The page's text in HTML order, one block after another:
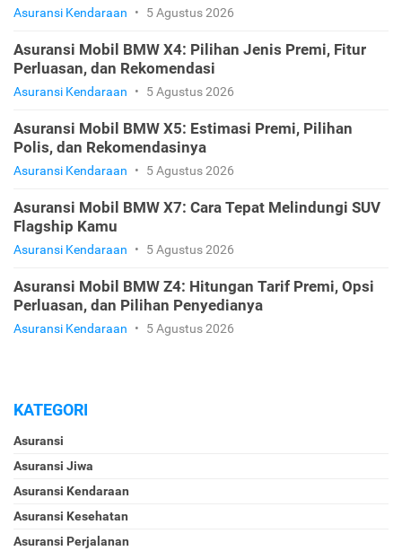
Asuransi Kendaraan • 5 Agustus 2026
Asuransi Mobil BMW X4: Pilihan Jenis Premi, Fitur
Perluasan, dan Rekomendasi
Asuransi Kendaraan • 5 Agustus 2026
Asuransi Mobil BMW X5: Estimasi Premi, Pilihan
Polis, dan Rekomendasinya
Asuransi Kendaraan • 5 Agustus 2026
Asuransi Mobil BMW X7: Cara Tepat Melindungi SUV
Flagship Kamu
Asuransi Kendaraan • 5 Agustus 2026
Asuransi Mobil BMW Z4: Hitungan Tarif Premi, Opsi
Perluasan, dan Pilihan Penyedianya
Asuransi Kendaraan • 5 Agustus 2026
KATEGORI
Asuransi
Asuransi Jiwa
Asuransi Kendaraan
Asuransi Kesehatan
Asuransi Perjalanan